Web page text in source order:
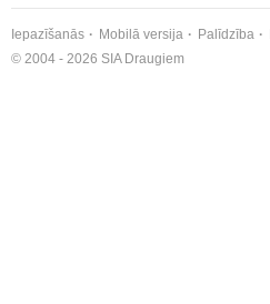
Iepazīšanās Mobilā versija Palīdzība
© 2004 - 2026 SIA Draugiem